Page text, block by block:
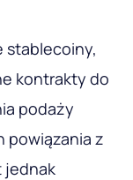
stablecoiny,
kontrakty do
podaży
powiązania z
jednak